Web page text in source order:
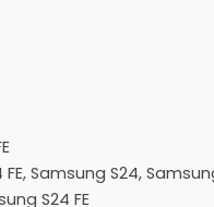
Samsung S24,
S24 FE